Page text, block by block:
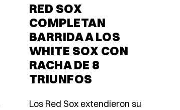
RED SOX
COMPLETAN
BARRIDA A LOS
WHITE SOX CON
RACHA DE 8
TRIUNFOS
Los Red Sox extendieron su